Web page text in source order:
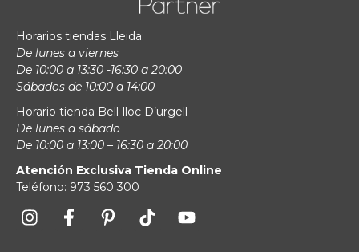
Horarios tiendas Lleida:
De lunes a viernes
De 10:00 a 13:30 -16:30 a 20:00
Sábados de 10:00 a 14:00
Horario tienda Bell-lloc D’urgell
De lunes a sábado
De 10:00 a 13:00 – 16:30 a 20:00
Atención Exclusiva Tienda Online
Teléfono: 973 560 300